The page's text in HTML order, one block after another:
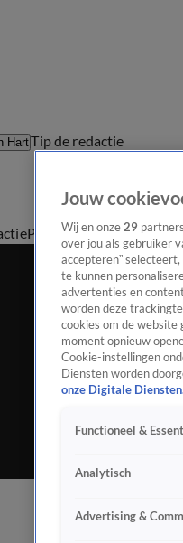
HartTip de redactie
PanelVideo's
Jouw
Wij en onze 29
over jou als gebruiker
accepteren”
te kunnen
advertenties en
worden deze
cookies om de website
moment opnieuw
Cookie-instellingen
Diensten worden
onze Digitale
Functioneel &
Analytisch
Advertising &